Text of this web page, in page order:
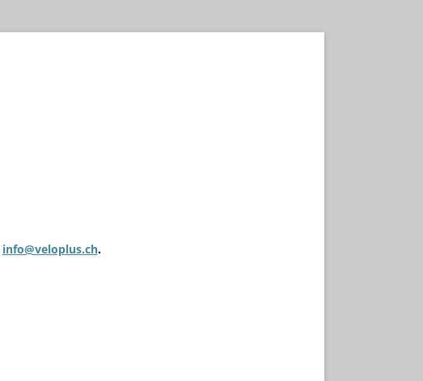
info@veloplus.ch.